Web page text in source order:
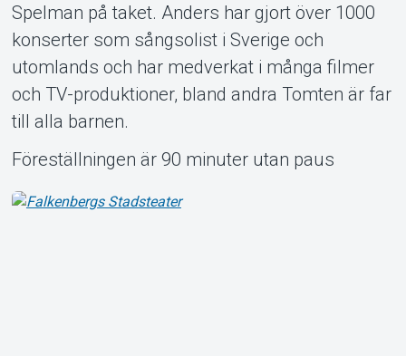
Spelman på taket. Anders har gjort över 1000
konserter som sångsolist i Sverige och
utomlands och har medverkat i många filmer
och TV-produktioner, bland andra Tomten är far
till alla barnen.
Föreställningen är 90 minuter utan paus